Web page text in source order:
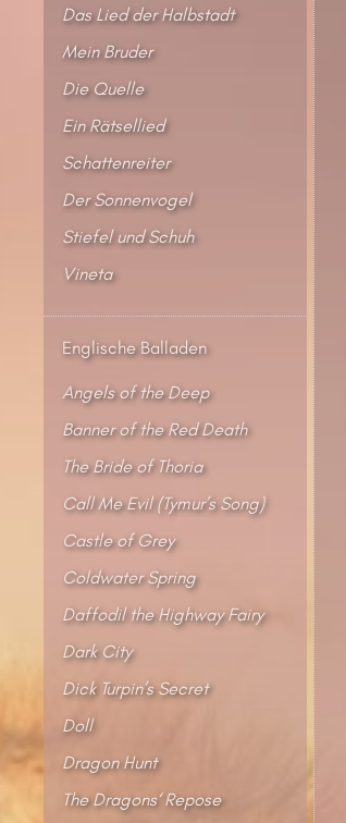
Das Lied der Halbstadt
Mein Bruder
Die Quelle
Ein Rätsellied
Schattenreiter
Der Sonnenvogel
Stiefel und Schuh
Vineta
Englische Balladen
Angels of the Deep
Banner of the Red Death
The Bride of Thoria
Call Me Evil (Tymur’s Song)
Castle of Grey
Coldwater Spring
Daffodil the Highway Fairy
Dark City
Dick Turpin’s Secret
Doll
Dragon Hunt
The Dragons‘ Repose